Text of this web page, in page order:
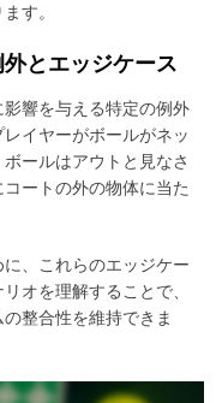
す。
とエッジケース
響を与える特定の例外
イヤーがボールがネッ
ールはアウトと見なさ
ートの外の物体に当た
、これらのエッジケー
オを理解することで、
整合性を維持できま